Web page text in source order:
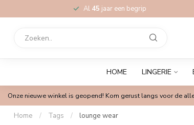
Al 45 jaar een begrip
HOME LINGERIE
Onze nieuwe winkel is geopend! Kom gerust langs voor de
Home / Tags / lounge wear